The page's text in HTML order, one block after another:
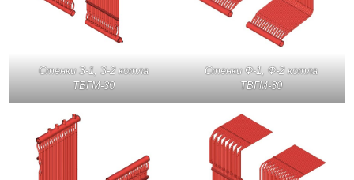
Стенки З-1, З-2 котла
ТВГМ-30
Стенки Ф-1, Ф-2 котла
ТВГМ-30